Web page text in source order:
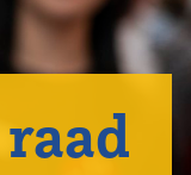
© Menschel Photo